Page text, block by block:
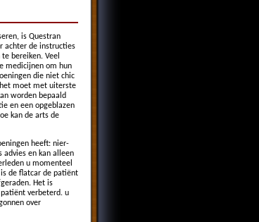
is Questran
achter de instructies
bereiken. Veel
medicijnen om hun
die niet chic
moet met uiterste
worden bepaald
en een opgeblazen
kan de arts de
heeft: nier-
en kan alleen
u momenteel
de flatcar de patiënt
Het is
verbeterd. u
over